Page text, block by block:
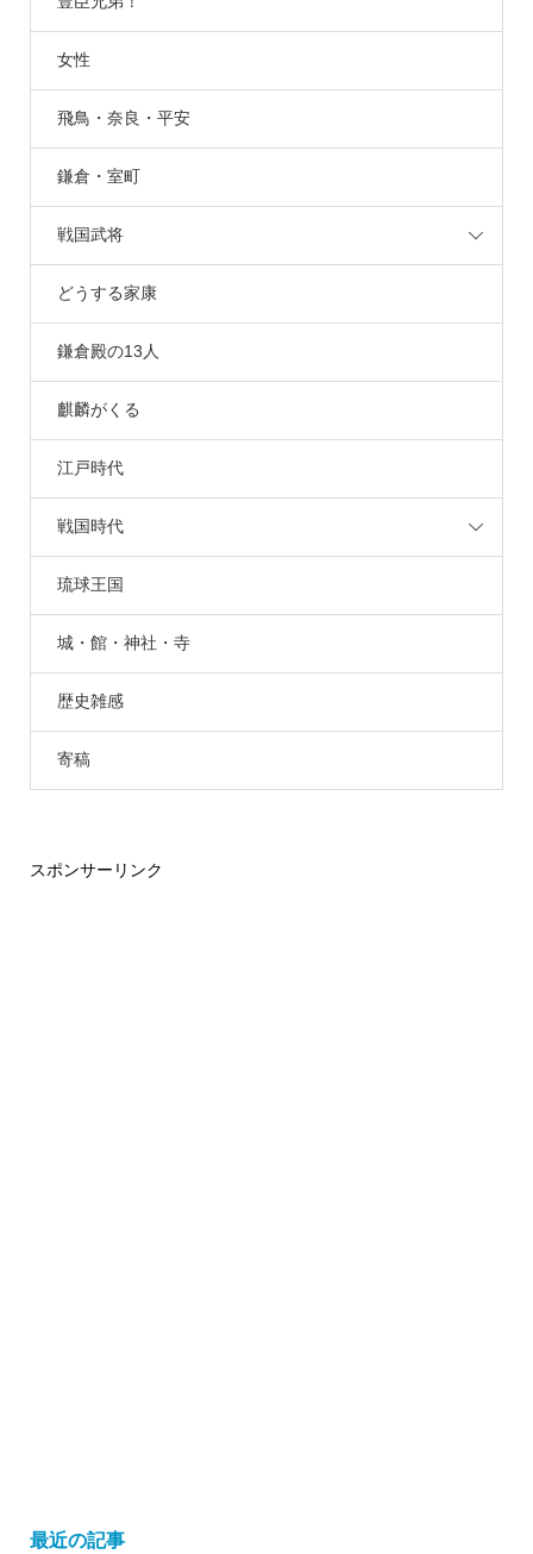
女性
飛鳥・奈良・平安
鎌倉・室町
戦国武将
どうする家康
鎌倉殿の13人
麒麟がくる
江戸時代
戦国時代
琉球王国
城・館・神社・寺
歴史雑感
寄稿
スポンサーリンク
最近の記事